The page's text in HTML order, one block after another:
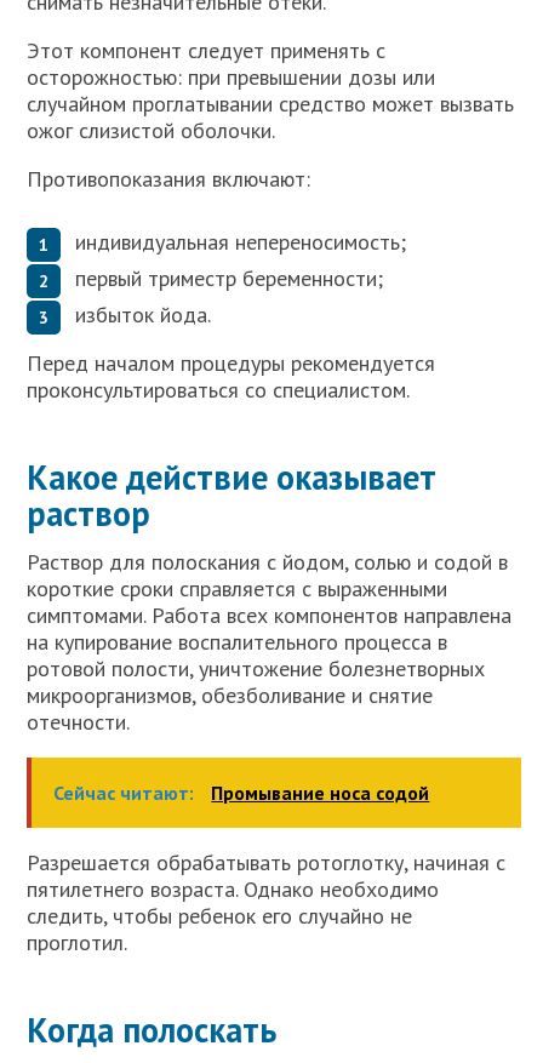
Этот компонент следует применять с
осторожностью: при превышении дозы или
случайном проглатывании средство может вызвать
ожог слизистой оболочки.
Противопоказания включают:
индивидуальная непереносимость;
первый триместр беременности;
избыток йода.
Перед началом процедуры рекомендуется
проконсультироваться со специалистом.
Какое действие оказывает
раствор
Раствор для полоскания с йодом, солью и содой в
короткие сроки справляется с выраженными
симптомами. Работа всех компонентов направлена
​​на купирование воспалительного процесса в
ротовой полости, уничтожение болезнетворных
микроорганизмов, обезболивание и снятие
отечности.
Сейчас читают: Промывание носа содой
Разрешается обрабатывать ротоглотку, начиная с
пятилетнего возраста. Однако необходимо
следить, чтобы ребенок его случайно не
проглотил.
Когда полоскать